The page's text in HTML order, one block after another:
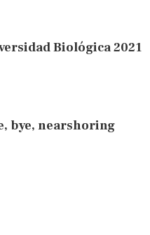
Biológica 2021
bye, nearshoring